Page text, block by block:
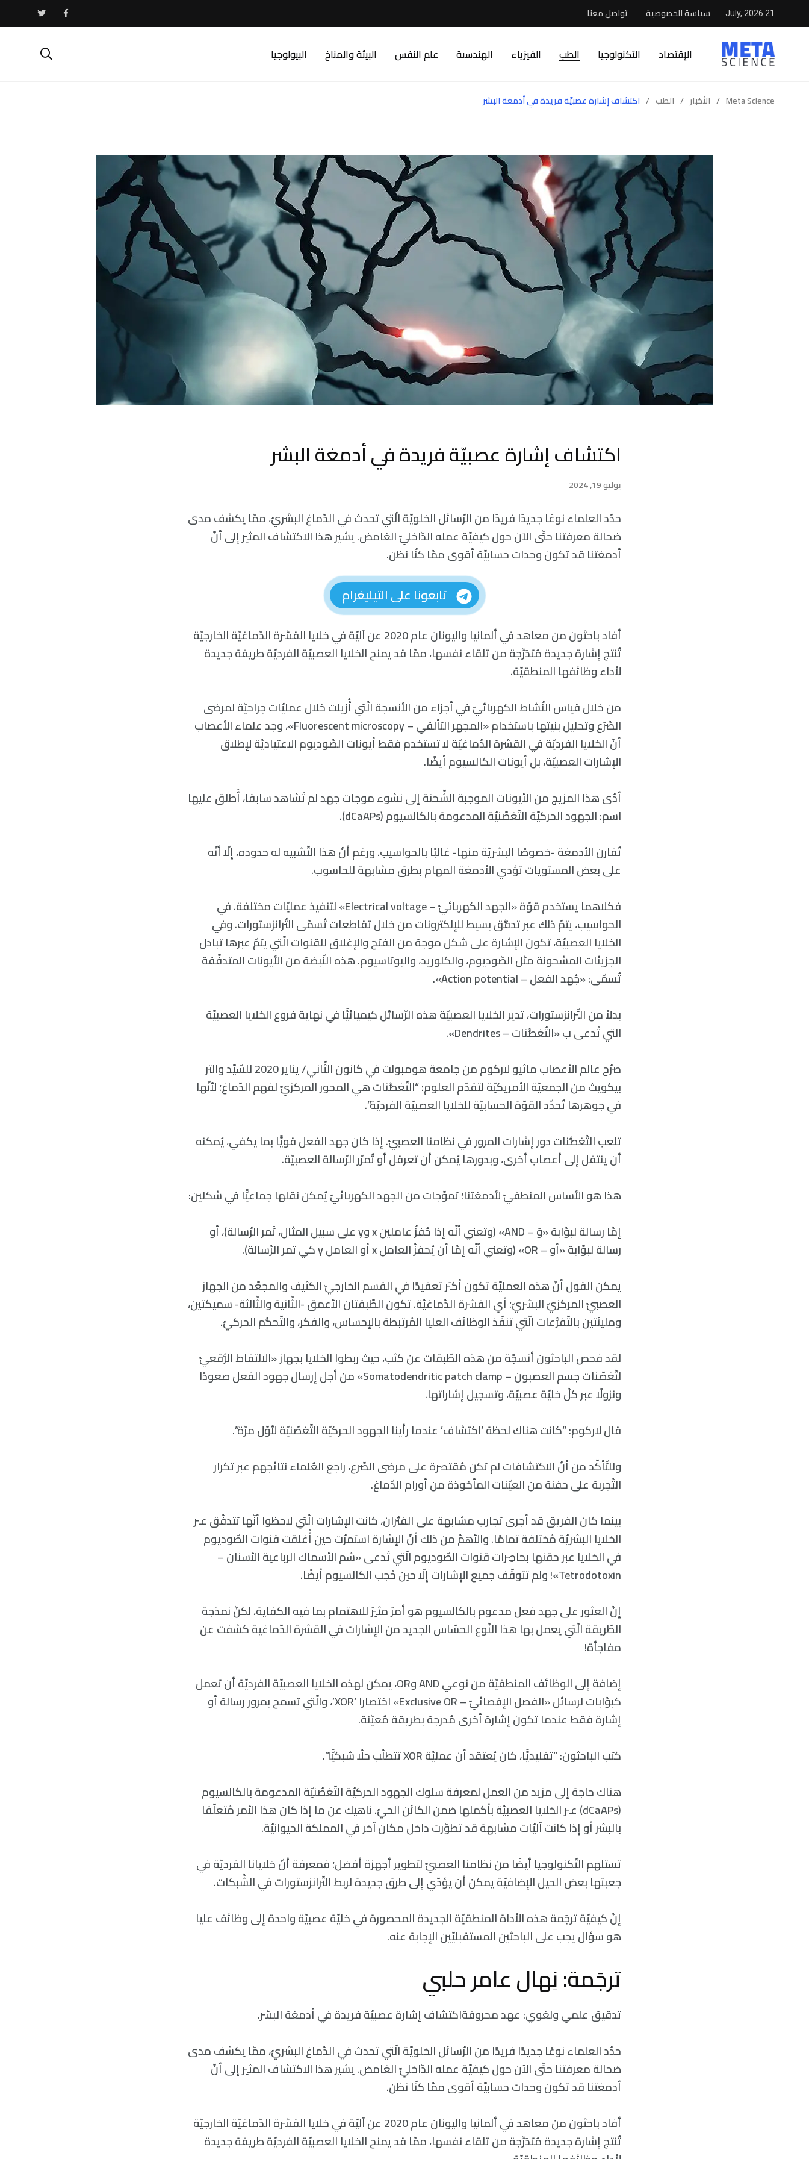
21 July, 2026 سياسة الخصوصية تواصل معنا
الإقتصاد التكنولوجيا الطب الفيزياء الهندسىة علم النفس البيئة والمناخ البيولوجيا
Meta Science
/ الأخبار / الطب / اكتشاف إشارة عصبيّة فريدة في أدمغة البشر
اكتشاف إشارة عصبيّة فريدة في أدمغة البشر
يوليو 19, 2024
حدّد العلماء نوعًا جديدًا فريدًا من الرّسائل الخلويّة الّتي تحدث في الدّماغ البشريّ، ممّا يكشف مدى
ضحالة معرفتنا حتّى الآن حول كيفيّة عمله الدّاخليّ الغامض. يشير هذا الاكتشاف المثير إلى أنّ
أدمغتنا قد تكون وحدات حسابيّة أقوى ممّا كنّا نظن.
تابعونا على التيليغرام
أفاد باحثون من معاهد في ألمانيا واليونان عام 2020 عن آليّة في خلايا القشرة الدّماغيّة الخارجيّة
تُنتج إشارة جديدة مُتدَرِّجة من تلقاء نفسها، ممّا قد يمنح الخلايا العصبيّة الفرديّة طريقة جديدة
لأداء وظائفها المنطقيّة.
من خلال قياس النّشاط الكهربائيّ في أجزاء من الأنسجة الّتي أُزيلت خلال عمليّات جراحيّة لمرضى
الصّرَع وتحليل بنيتها باستخدام «المجهر التألقي – Fluorescent microscopy»، وجد علماء الأعصاب
أنّ الخلايا الفرديّة في القشرة الدّماغيّة لا تستخدم فقط أيونات الصّوديوم الاعتياديّة لإطلاق
الإشارات العصبيّة، بل أيونات الكالسيوم أيضًا.
أدّى هذا المزيج من الأيونات الموجبة الشّحنة إلى نشوء موجات جهد لم تُشاهد سابقًا، أُطلق عليها
اسم: الجهود الحركيّة التّغصّنيّة المدعومة بالكالسيوم (dCaAPs).
تُقارَن الأدمغة -خصوصًا البشريّة منها- غالبًا بالحواسيب. ورغم أنّ هذا التّشبيه له حدوده، إلّا أنّه
على بعض المستويات تؤدي الأدمغة المهام بطرق مشابهة للحاسوب.
فكلاهما يستخدم قوّة «الجهد الكهربائيّ – Electrical voltage» لتنفيذ عمليّات مختلفة. في
الحواسيب، يتمّ ذلك عبر تدفُّق بسيط للإلكترونات من خلال تقاطعات تُسمّى التّرانزستورات. وفي
الخلايا العصبيّة، تكون الإشارة على شكل موجة من الفتح والإغلاق للقنوات الّتي يتمّ عبرها تبادل
الجزيئات المشحونة مثل الصّوديوم، والكلوريد، والبوتاسيوم. هذه النّبضة من الأيونات المتدفّقة
تُسمّى: «جُهد الفعل – Action potential».
بدلاً من التّرانزستورات، تدير الخلايا العصبيّة هذه الرّسائل كيميائيًّا في نهاية فروع الخلايا العصبيّة
التي تُدعى ب «التّغصُّنات – Dendrites».
صرّح عالم الأعصاب ماثيو لاركوم من جامعة هومبولت في كانون الثّاني/ يناير 2020 للسّيّد والتر
بيكويث من الجمعيّة الأمريكيّة لتقدّم العلوم: “التّغصُّنات هي المحور المركزيّ لفهم الدّماغ؛ لأنّها
في جوهرها تُحدِّد القوّة الحسابيّة للخلايا العصبيّة الفرديّة”.
تلعب التّغصُّنات دور إشارات المرور في نظامنا العصبيّ. إذا كان جهد الفعل قويًّا بما يكفي، يُمكنه
أن ينتقل إلى أعصاب أخرى، وبدورها يُمكن أن تعرقل أو تُمرّر الرّسالة العصبيّة.
هذا هو الأساس المنطقيّ لأدمغتنا؛ تموّجات من الجهد الكهربائيّ يُمكن نقلها جماعيًّا في شكلين:
إمّا رسالة لبوّابة «وَ – AND» (وتعني أنّه إذا حُفزّ عاملين x وy على سبيل المثال، تَمر الرّسالة)، أو
رسالة لبوّابة «أو – OR» (وتعني أنّه إمّا أن يُحفزّ العامل x أو العامل y كي تمر الرّسالة).
يمكن القول أنّ هذه العمليّة تكون أكثر تعقيدًا في القسم الخارجيّ الكثيف والمجعّد من الجهاز
العصبيّ المركزيّ البشريّ؛ أي القشرة الدّماغيّة. تكون الطّبقتان الأعمق -الثّانية والثّالثة- سميكتين،
ومليئتين بالتّفرُّعات الّتي تنفّذ الوظائف العليا المُرتبطة بالإحساس، والفكر، والتّحكُّم الحركيّ.
لقد فحص الباحثون أنسجًة من هذه الطّبقات عن كثب، حيث ربطوا الخلايا بجهاز «الالتقاط الرُّقعيّ
لتّغصّنات جسم العصبون – Somatodendritic patch clamp» من أجل إرسال جهود الفعل صعودًا
ونزولًا عبر كلّ خليّة عصبيّة، وتسجيل إشاراتها.
قال لاركوم: “كانت هناك لحظة ‘اكتشاف’ عندما رأينا الجهود الحركيّة التّغصّنيّة لأوّل مرّة”.
وللتّأكّد من أنّ الاكتشافات لم تكن مُقتصرة على مرضى الصّرع، راجع العُلماء نتائجهم عبر تكرار
التّجربة على حفنة من العيّنات المأخوذة من أورام الدّماغ.
بينما كان الفريق قد أجرى تجارب مشابهة على الفئران، كانت الإشارات الّتي لاحظوا أنّها تتدفّق عبر
الخلايا البشريّة مُختلفة تمامًا. والأهمّ من ذلك أنّ الإشارة استمرّت حين أُغلقت قنوات الصّوديوم
في الخلايا عبر حقنها بحاصِرات قنوات الصّوديوم الّتي تُدعى «سُم الأسماك الرباعية الأسنان –
Tetrodotoxin»! ولم تتوقّف جميع الإشارات إلّا حين حُجب الكالسيوم أيضًا.
إنّ العثور على جهد فعل مدعوم بالكالسيوم هو أمرٌ مثيرٌ للاهتمام بما فيه الكفاية، لكنّ نمذجة
الطّريقة الّتي يعمل بها هذا النّوع الحسّاس الجديد من الإشارات في القشرة الدّماغية كشفت عن
مفاجأة!
إضافة إلى الوظائف المنطقيّة من نوعي AND وOR، يمكن لهذه الخلايا العصبيّة الفرديّة أن تعمل
كبوّابات لرسائل «الفصل الإقصائيّ – Exclusive OR» اختصارًا ‘XOR’، والّتي تسمح بمرور رسالة أو
إشارة فقط عندما تكون إشارة أخرى مُدرجة بطريقة مُعيّنة.
كتب الباحثون: “تقليديًّا، كان يُعتقد أن عمليّة XOR تتطلّب حلًّا شبكيًّا”.
هناك حاجة إلى مزيد من العمل لمعرفة سلوك الجهود الحركيّة التّغصّنيّة المدعومة بالكالسيوم
(dCaAPs) عبر الخلايا العصبيّة بأكملها ضمن الكائن الحيّ. ناهيك عن ما إذا كان هذا الأمر مُتعلّقًا
بالبشر أو إذا كانت آليّات مشابهة قد تطوّرت داخل مكان آخر في المملكة الحيوانيّة.
تستلهم التّكنولوجيا أيضًا من نظامنا العصبيّ لتطوير أجهزة أفضل؛ فمعرفة أنّ خلايانا الفرديّة في
جعبتها بعض الحيل الإضافيّة يمكن أن يؤدّي إلى طرق جديدة لربط التّرانزستورات في الشّبكات.
إنّ كيفيّة ترجَمة هذه الأداة المنطقيّة الجديدة المحصورة في خليّة عصبيّة واحدة إلى وظائف عليا
هو سؤال يجب على الباحثين المستقبليّين الإجابة عنه.
ترجَمة: نِهال عامر حلبي
تدقيق علمي ولغوي: عهد محروقةاكتشاف إشارة عصبيّة فريدة في أدمغة البشر.
حدّد العلماء نوعًا جديدًا فريدًا من الرّسائل الخلويّة الّتي تحدث في الدّماغ البشريّ، ممّا يكشف مدى
ضحالة معرفتنا حتّى الآن حول كيفيّة عمله الدّاخليّ الغامض. يشير هذا الاكتشاف المثير إلى أنّ
أدمغتنا قد تكون وحدات حسابيّة أقوى ممّا كنّا نظن.
أفاد باحثون من معاهد في ألمانيا واليونان عام 2020 عن آليّة في خلايا القشرة الدّماغيّة الخارجيّة
تُنتج إشارة جديدة مُتدَرِّجة من تلقاء نفسها، ممّا قد يمنح الخلايا العصبيّة الفرديّة طريقة جديدة